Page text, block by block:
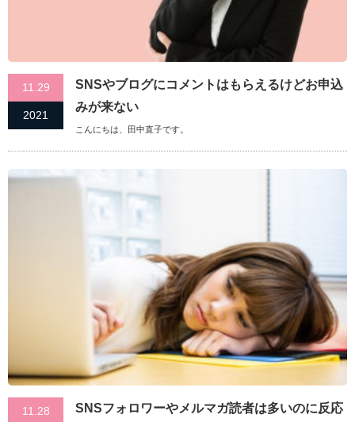
11.29
2021
SNSやブログにコメントはもらえるけどお申込
みが来ない
こんにちは、田中直子です。
11.28
SNSフォロワーやメルマガ読者は多いのに反応